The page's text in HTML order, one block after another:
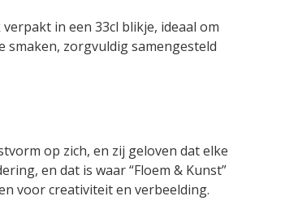
in een 33cl blikje, ideaal om
smaken, zorgvuldig samengesteld
op zich, en zij geloven dat elke
en dat is waar “Floem & Kunst”
voor creativiteit en verbeelding.